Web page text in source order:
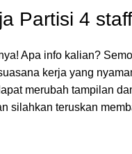
Partisi 4
Apa info kalian?
kerja yang
merubah tampilan
silahkan teruskan